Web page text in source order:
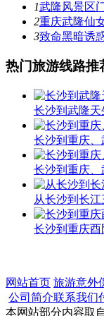
1武隆风景区
2重庆武隆仙
3致命黑暗诱
热门旅游线路推
长沙到武隆
长沙到重庆、
长沙到重庆
从长沙到长
长沙到重庆
网站首页 旅游意外
公司简介联系我们
本网站部分内容取